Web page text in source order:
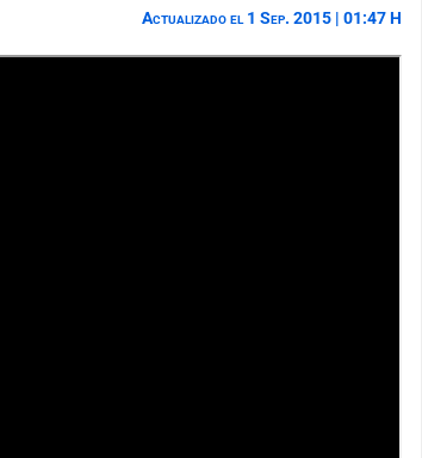
Actualizado el 1 Sep. 2015 | 01:47 H